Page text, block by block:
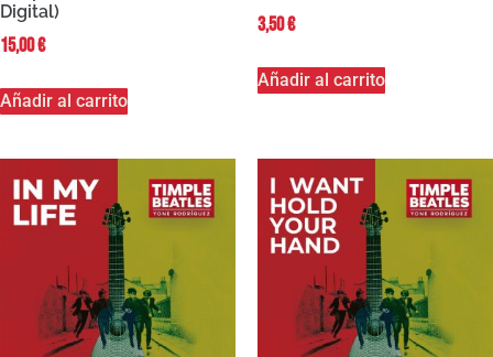
Digital)
15,00€
Añadir al carrito
3,50€
Añadir al carrito